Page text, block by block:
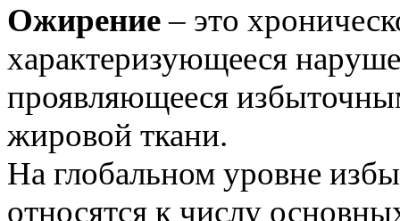
Ожирение– это
характеризующееся
проявляющееся
жировой ткани.
На глобальном уровне
относятся к числу